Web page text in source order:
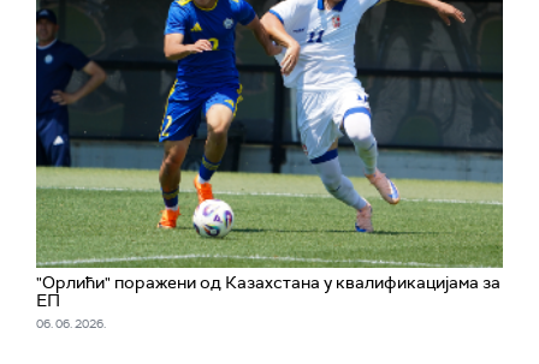
"Орлићи" поражени од Казахстана у квалификацијама за
ЕП
06. 06. 2026.